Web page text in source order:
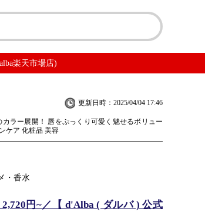
楽天市場店)
更新日時：2025/04/04 17:46
ラー展開！ 唇をぷっくり可愛く魅せるボリュー
ケア 化粧品 美容
・香水
円~／【 d'Alba ( ダルバ ) 公式